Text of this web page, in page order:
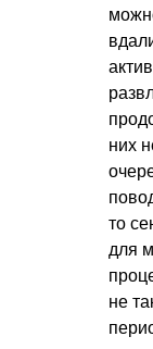
них
то
для
не